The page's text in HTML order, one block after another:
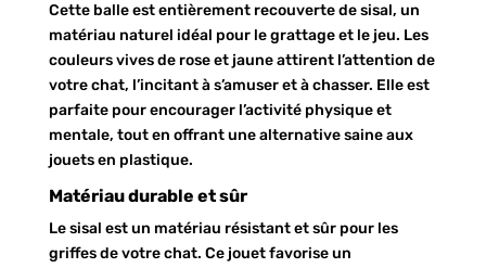
Cette balle est entièrement recouverte de sisal, un
matériau naturel idéal pour le grattage et le jeu. Les
couleurs vives de rose et jaune attirent l’attention de
votre chat, l’incitant à s’amuser et à chasser. Elle est
parfaite pour encourager l’activité physique et
mentale, tout en offrant une alternative saine aux
jouets en plastique.
Matériau durable et sûr
Le sisal est un matériau résistant et sûr pour les
griffes de votre chat. Ce jouet favorise un